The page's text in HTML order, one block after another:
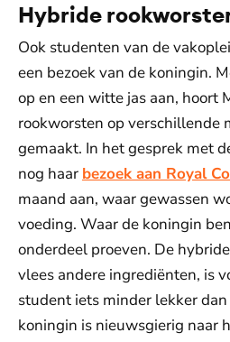
Hybride
Ook studenten van de
een bezoek van de koningin.
op en een witte jas aan, hoort
rookworsten op verschillende
gemaakt. In het gesprek met
nog haar bezoek aan Royal
maand aan, waar gewassen
voeding. Waar de koningin
onderdeel proeven. De
vlees andere ingrediënten, is
student iets minder lekker
koningin is nieuwsgierig naar